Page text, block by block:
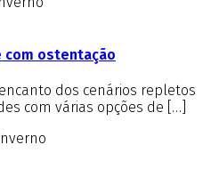
com ostentação
dos cenários repletos
com várias opções de […]